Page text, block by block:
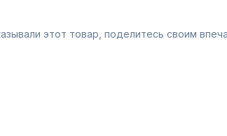
этот товар, поделитесь своим